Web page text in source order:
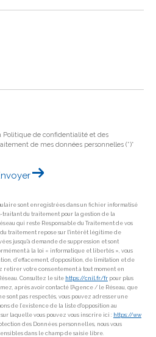
Politique de confidentialité et des
de mes données personnelles (*)*
sont enregistrées dans un fichier informatisé
traitant du traitement pour la gestion de la
qui reste Responsable du Traitement de vos
traitement repose sur l'intérêt légitime de
jusqu'à demande de suppression et sont
à la loi « informatique et libertés », vous
d’effacement, d’opposition, de limitation et de
retirer votre consentement à tout moment en
Consultez le site https://cnil.fr/fr pour plus
après avoir contacté l'Agence / le Réseau, que
sont pas respectés, vous pouvez adresser une
de l’existence de la liste d'opposition au
laquelle vous pouvez vous inscrire ici : https://ww
des Données personnelles, nous vous
dans le champ de saisie libre.